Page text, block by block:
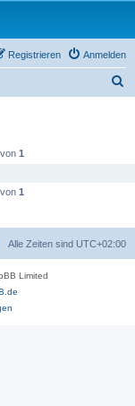
Anmelden
Registrieren
von 1
von 1
Alle Zeiten sind UTC+02:00
Limited